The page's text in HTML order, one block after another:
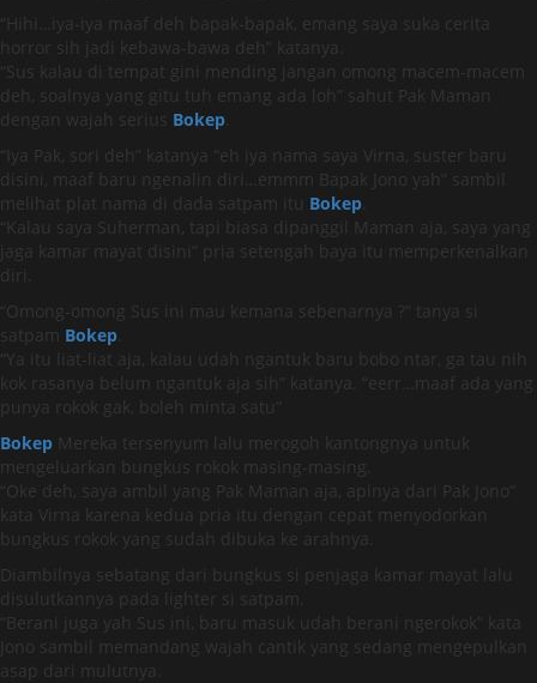
“Hihi…iya-iya maaf deh bapak-bapak, emang saya suka cerita
horror sih jadi kebawa-bawa deh” katanya.
“Sus kalau di tempat gini mending jangan omong macem-macem
deh, soalnya yang gitu tuh emang ada loh” sahut Pak Maman
dengan wajah serius Bokep
“Iya Pak, sori deh” katanya “eh iya nama saya Virna, suster baru
disini, maaf baru ngenalin diri…emmm Bapak Jono yah” sambil
melihat plat nama di dada satpam itu Bokep
“Kalau saya Suherman, tapi biasa dipanggil Maman aja, saya yang
jaga kamar mayat disini” pria setengah baya itu memperkenalkan
diri.
“Omong-omong Sus ini mau kemana sebenarnya ?” tanya si
satpam Bokep
“Ya itu liat-liat aja, kalau udah ngantuk baru bobo ntar, ga tau nih
kok rasanya belum ngantuk aja sih” katanya. “eerr…maaf ada yang
punya rokok gak, boleh minta satu”
Bokep Mereka tersenyum lalu merogoh kantongnya untuk
mengeluarkan bungkus rokok masing-masing.
“Oke deh, saya ambil yang Pak Maman aja, apinya dari Pak Jono”
kata Virna karena kedua pria itu dengan cepat menyodorkan
bungkus rokok yang sudah dibuka ke arahnya.
Diambilnya sebatang dari bungkus si penjaga kamar mayat lalu
disulutkannya pada lighter si satpam.
“Berani juga yah Sus ini, baru masuk udah berani ngerokok” kata
Jono sambil memandang wajah cantik yang sedang mengepulkan
asap dari mulutnya.